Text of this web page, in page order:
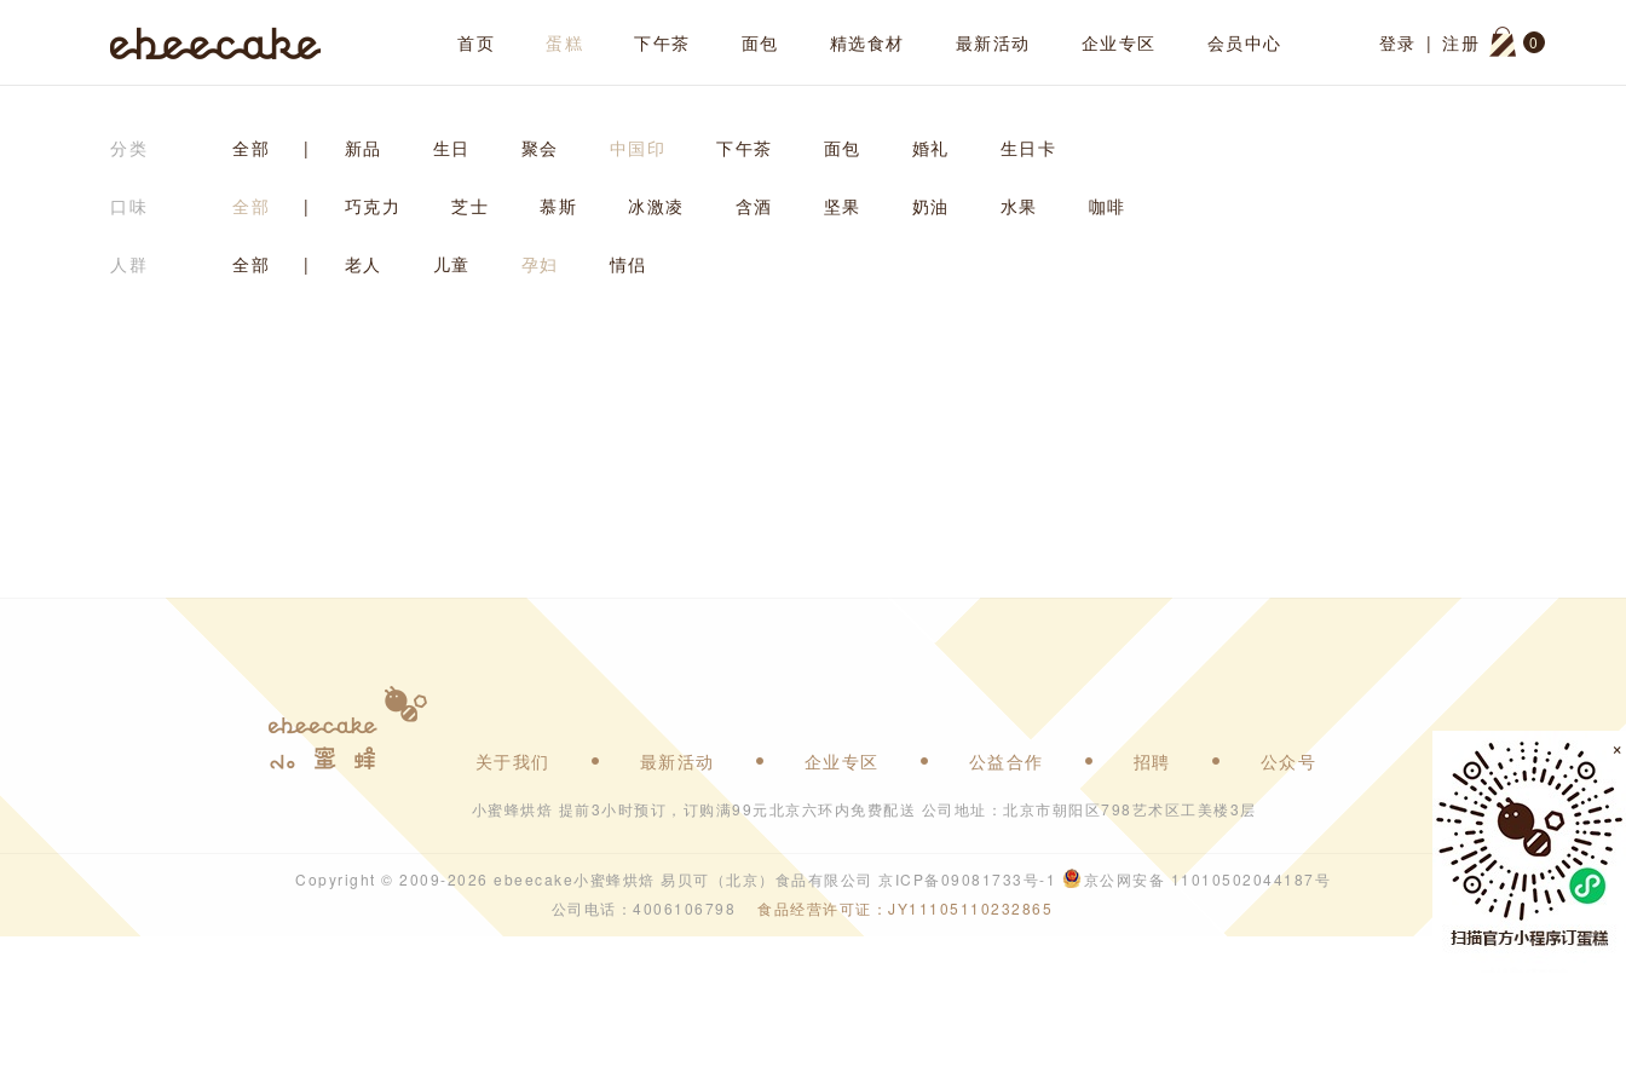
首页 蛋糕 下午茶 面包 精选食材 最新活动 企业专区 会员中心 0
登录 | 注册
分类 全部 | 新品 生日 聚会 中国印 下午茶 面包 婚礼 生日卡
口味 全部 | 巧克力 芝士 慕斯 冰激凌 含酒 坚果 奶油 水果 咖啡
人群 全部 | 老人 儿童 孕妇 情侣
关于我们 最新活动 企业专区 公益合作 招聘 公众号
小蜜蜂烘焙 提前3小时预订，订购满99元北京六环内免费配送 公司地址：北京市朝阳区798艺术区工美楼3层
Copyright © 2009-2026 ebeecake小蜜蜂烘焙 易贝可（北京）食品有限公司 京ICP备09081733号-1
京公网安备 11010502044187号
公司电话：4006106798食品经营许可证：JY11105110232865
×